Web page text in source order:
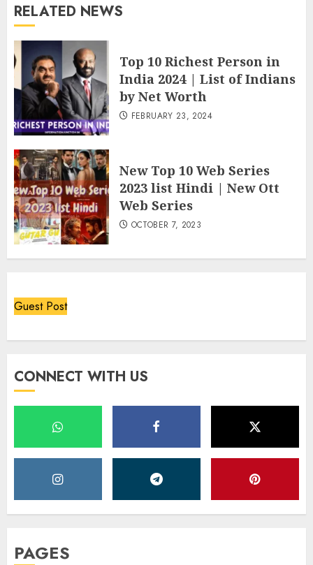
RELATED NEWS
Top 10 Richest Person in
India 2024 | List of Indians
by Net Worth
FEBRUARY 23, 2024
New Top 10 Web Series
2023 list Hindi | New Ott
Web Series
OCTOBER 7, 2023
Guest Post
CONNECT WITH US
PAGES